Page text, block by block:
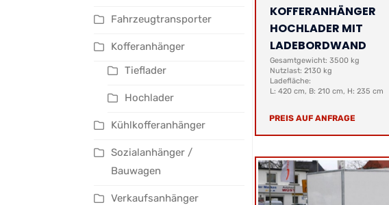
Fahrzeugtransporter
Kofferanhänger
Tieflader
Hochlader
Kühlkofferanhänger
Sozialanhänger /
Bauwagen
Verkaufsanhänger
KOFFERANHÄNGER
HOCHLADER MIT
LADEBORDWAND
Gesamtgewicht: 3500 kg
Nutzlast: 2130 kg
Ladefläche:
L: 420 cm, B: 210 cm, H: 235 cm
PREIS AUF ANFRAGE